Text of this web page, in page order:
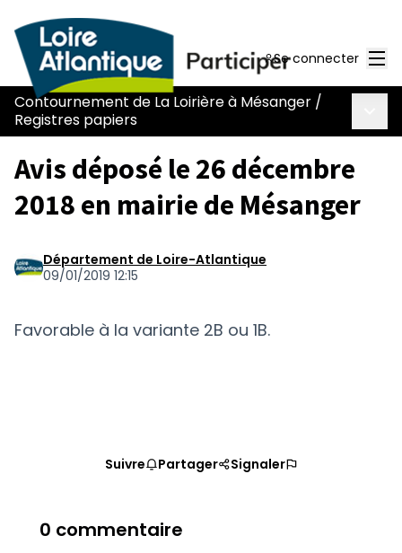
Se connecter
Contournement de La Loirière à Mésanger /
Registres papiers
Avis déposé le 26 décembre
2018 en mairie de Mésanger
Département de Loire-Atlantique
09/01/2019 12:15
Favorable à la variante 2B ou 1B.
Suivre Partager Signaler
0 commentaire